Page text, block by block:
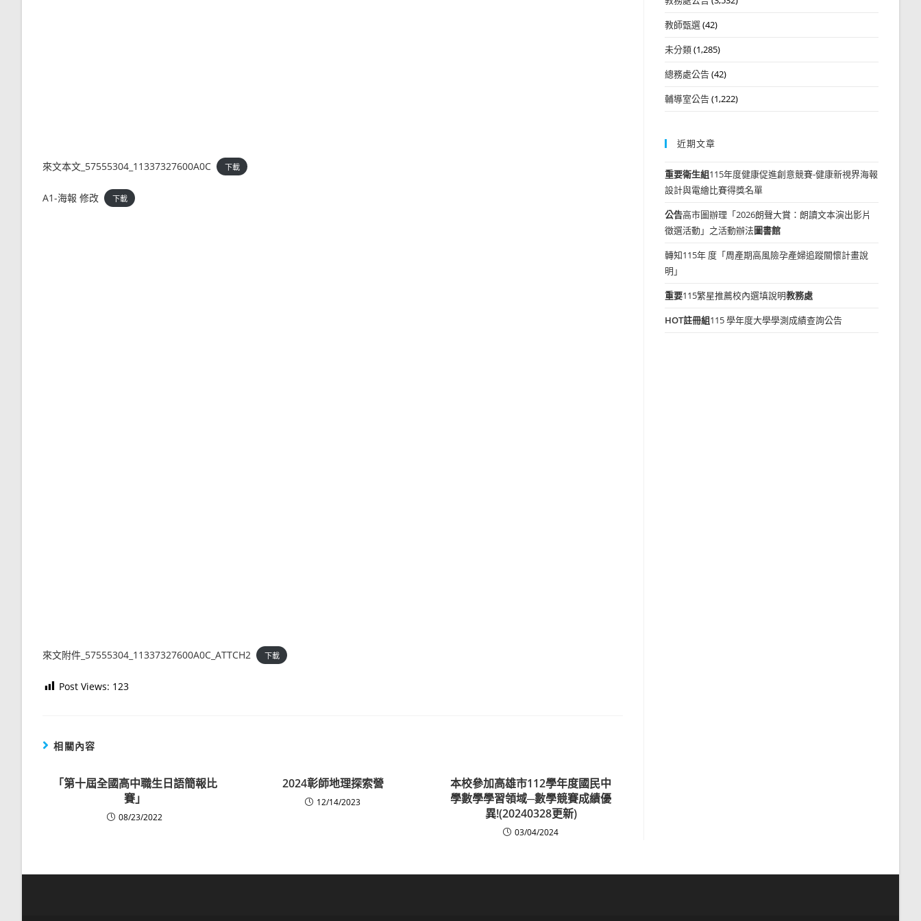
來文本文_57555304_11337327600A0C 下載
A1-海報 修改 下載
來文附件_57555304_11337327600A0C_ATTCH2 下載
Post Views: 123
相關內容
「第十屆全國高中職生日語簡報比
賽」
08/23/2022
2024彰師地理探索營
12/14/2023
本校參加高雄市112學年度國民中
學數學學習領域─數學競賽成績優
異!(20240328更新)
03/04/2024
教師甄選(42)
未分類(1,285)
總務處公告(42)
輔導室公告(1,222)
近期文章
重要衛生組115年度健康促進創意競賽-健康新視界海報
設計與電繪比賽得獎名單
公告高市圖辦理「2026朗聲大賞：朗讀文本演出影片
徵選活動」之活動辦法圖書館
轉知115年 度「周產期高風險孕產婦追蹤關懷計畫說
明」
重要115繁星推薦校內選填說明教務處
HOT註冊組115 學年度大學學測成績查詢公告